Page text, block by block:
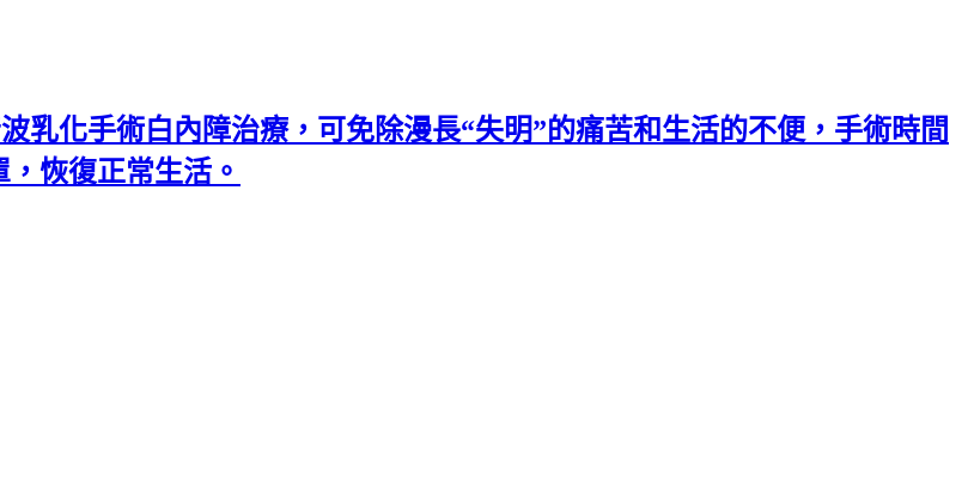
乳化手術白內障治療，可免除漫長“失明”的痛苦和生活的不便，手術時間
恢復正常生活。